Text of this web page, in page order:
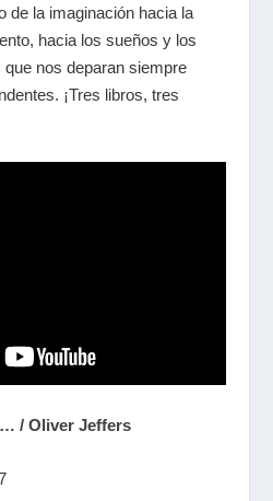
de la imaginación hacia la
hacia los sueños y los
nos deparan siempre
¡Tres libros, tres
/ Oliver Jeffers